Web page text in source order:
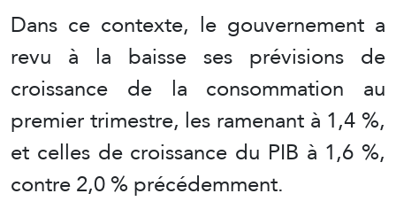
Dans ce contexte, le gouvernement a
revu à la baisse ses prévisions de
croissance de la consommation au
premier trimestre, les ramenant à 1,4 %,
et celles de croissance du PIB à 1,6 %,
contre 2,0 % précédemment.